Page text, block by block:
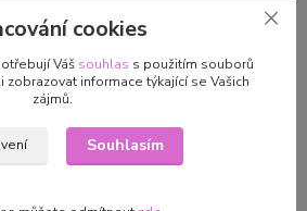
PRYM/VTC, a.s. Plzeňská 868
783 91
cookies
Váš souhlas s použitím souborů
zobrazovat informace týkající se Vašich
zájmů.
Souhlasím